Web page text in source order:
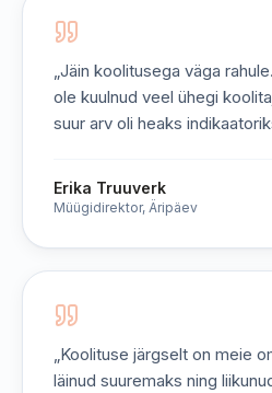
„Jäin koolitusega väga
ole kuulnud veel ühegi
suur arv oli heaks
Erika Truuverk
Müügidirektor, Äripäev
„Koolituse järgselt on meie
läinud suuremaks ning